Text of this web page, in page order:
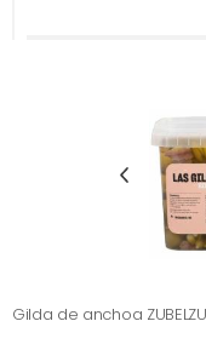
Gilda de anchoa